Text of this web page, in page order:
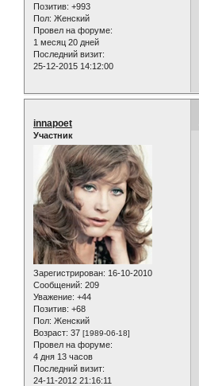
Позитив: +993
Пол: Женский
Провел на форуме:
1 месяц 20 дней
Последний визит:
25-12-2015 14:12:00
innapoet
Участник
Зарегистрирован: 16-10-2010
Сообщений: 209
Уважение: +44
Позитив: +68
Пол: Женский
Возраст: 37 [1989-06-18]
Провел на форуме:
4 дня 13 часов
Последний визит:
24-11-2012 21:16:11